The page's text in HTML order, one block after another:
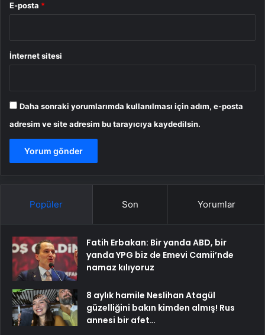
E-posta *
İnternet sitesi
Daha sonraki yorumlarımda kullanılması için adım, e-posta
adresim ve site adresim bu tarayıcıya kaydedilsin.
Popüler Son Yorumlar
Fatih Erbakan: Bir yanda ABD, bir
yanda YPG biz de Emevi Camii’nde
namaz kılıyoruz
8 aylık hamile Neslihan Atagül
güzelliğini bakın kimden almış! Rus
annesi bir afet…